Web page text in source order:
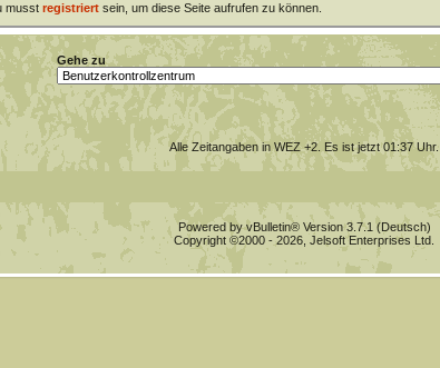
musst registriertsein, um diese Seite aufrufen zu können.
Gehe zu
Alle Zeitangaben in WEZ +2. Es ist jetzt01:37Uhr.
Powered by vBulletin® Version 3.7.1 (Deutsch)
Copyright ©2000 - 2026, Jelsoft Enterprises Ltd.